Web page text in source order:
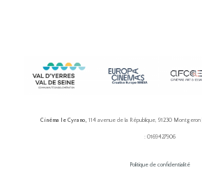
Cinéma le Cyrano, 114 avenue de la République, 91230 Montgeron |
: 0169427906
Politique de confidentialité